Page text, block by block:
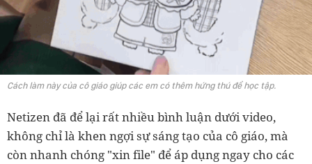
Cách làm này của cô giáo giúp các em có thêm hứng thú để học tập.
Netizen đã để lại rất nhiều bình luận dưới video,
không chỉ là khen ngợi sự sáng tạo của cô giáo, mà
còn nhanh chóng "xin file" để áp dụng ngay cho các